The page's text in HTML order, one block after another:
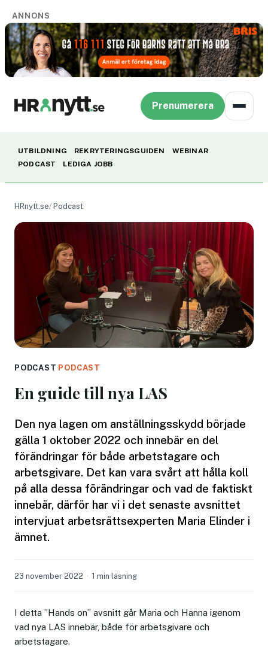
ANNONS
Prenumerera
UTBILDNING REKRYTERINGSGUIDEN
WEBINAR
PODCAST
LEDIGA JOBB
HRnytt.se Podcast
PODCAST· PODCAST
En guide till nya LAS
Den nya lagen om anställningsskydd började
gälla 1 oktober 2022 och innebär en del
förändringar för både arbetstagare och
arbetsgivare. Det kan vara svårt att hålla koll
på alla dessa förändringar och vad de faktiskt
innebär, därför har vi i det senaste avsnittet
intervjuat arbetsrättsexperten Maria Elinder i
ämnet.
23 november 2022 1 min läsning
I detta ”Hands on” avsnitt går Maria och Hanna igenom
vad nya LAS innebär, både för arbetsgivare och
arbetstagare.